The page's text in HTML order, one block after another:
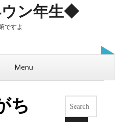
ン年生◆
ですよ
Menu
ち
Search